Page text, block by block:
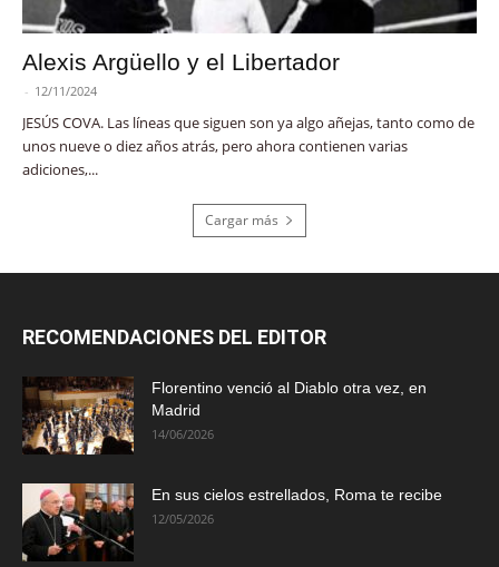
Alexis Argüello y el Libertador
- 12/11/2024
JESÚS COVA. Las líneas que siguen son ya algo añejas, tanto como de
unos nueve o diez años atrás, pero ahora contienen varias
adiciones,...
Cargar más
RECOMENDACIONES DEL EDITOR
Florentino venció al Diablo otra vez, en
Madrid
14/06/2026
En sus cielos estrellados, Roma te recibe
12/05/2026